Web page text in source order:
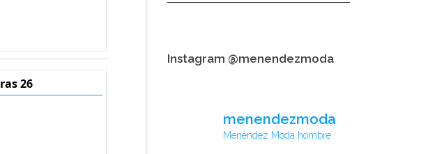
26
Instagram @menendezmoda
menendezmoda
Menéndez Moda hombre